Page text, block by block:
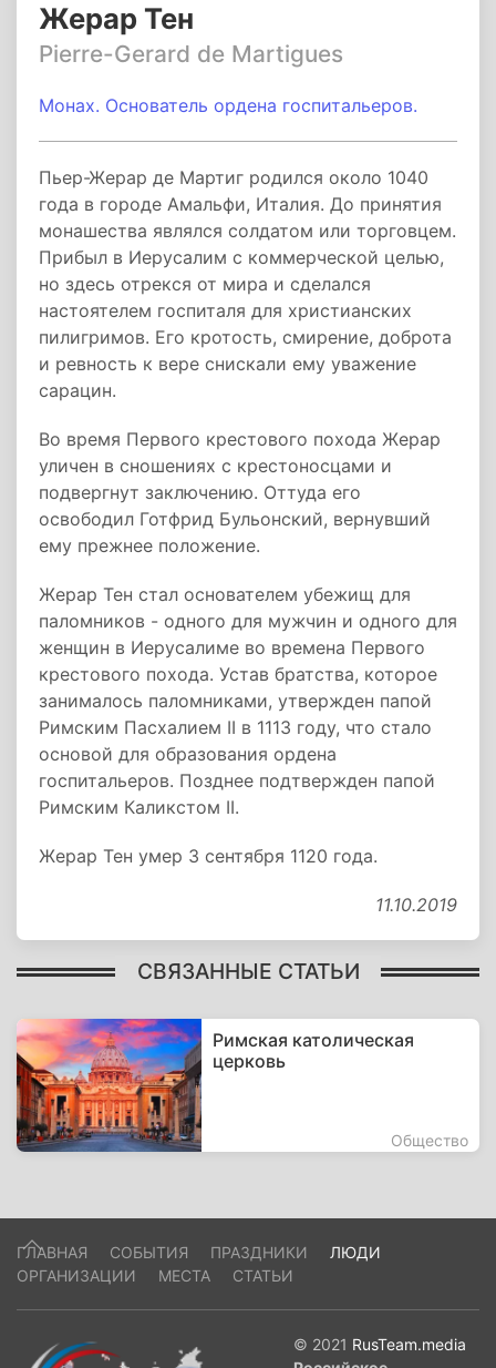
Жерар Тен
Pierre-Gerard de Martigues
Монах. Основатель ордена госпитальеров.
Пьер-Жерар де Мартиг родился около 1040
года в городе Амальфи, Италия. До принятия
монашества являлся солдатом или торговцем.
Прибыл в Иерусалим с коммерческой целью,
но здесь отрекся от мира и сделался
настоятелем госпиталя для христианских
пилигримов. Его кротость, смирение, доброта
и ревность к вере снискали ему уважение
сарацин.
Во время Первого крестового похода Жерар
уличен в сношениях с крестоносцами и
подвергнут заключению. Оттуда его
освободил Готфрид Бульонский, вернувший
ему прежнее положение.
Жерар Тен стал основателем убежищ для
паломников - одного для мужчин и одного для
женщин в Иерусалиме во времена Первого
крестового похода. Устав братства, которое
занималось паломниками, утвержден папой
Римским Пасхалием II в 1113 году, что стало
основой для образования ордена
госпитальеров. Позднее подтвержден папой
Римским Каликстом II.
Жерар Тен умер 3 сентября 1120 года.
11.10.2019
СВЯЗАННЫЕ СТАТЬИ
Римская католическая
церковь
Общество
ГЛАВНАЯ СОБЫТИЯ ПРАЗДНИКИ
ЛЮДИ
ОРГАНИЗАЦИИ
МЕСТА СТАТЬИ
© 2021 RusTeam.media